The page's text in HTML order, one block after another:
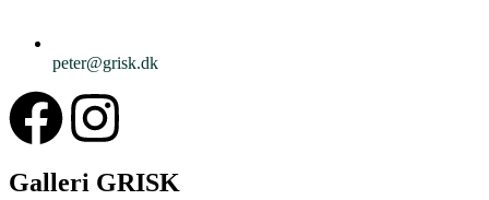
peter@grisk.dk
Galleri GRISK